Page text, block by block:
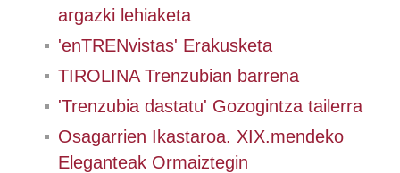
argazki lehiaketa
'enTRENvistas' Erakusketa
TIROLINA Trenzubian barrena
'Trenzubia dastatu' Gozogintza tailerra
Osagarrien Ikastaroa. XIX.mendeko
Eleganteak Ormaiztegin